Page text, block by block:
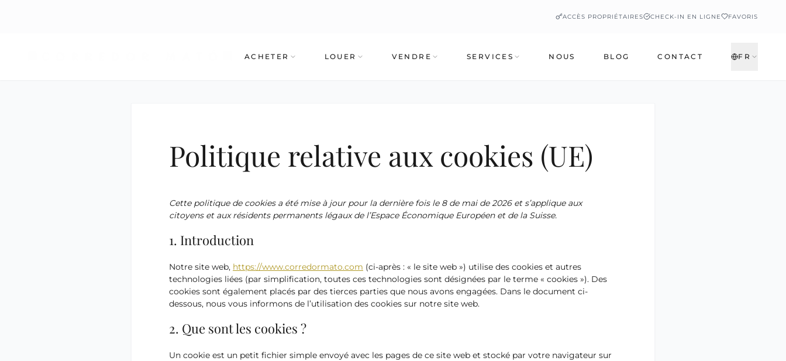
ACCÈS PROPRIÉTAIRES CHECK-IN EN LIGNE FAVORIS
ACHETER LOUER VENDRE SERVICES NOUS BLOG CONTACT FR
Politique relative aux cookies (UE)
Cette politique de cookies a été mise à jour pour la dernière fois le 8 de mai de 2026 et s’applique aux
citoyens et aux résidents permanents légaux de l’Espace Économique Européen et de la Suisse.
1. Introduction
Notre site web, https://www.corredormato.com (ci-après : « le site web ») utilise des cookies et autres
technologies liées (par simplification, toutes ces technologies sont désignées par le terme « cookies »). Des
cookies sont également placés par des tierces parties que nous avons engagées. Dans le document ci-
dessous, nous vous informons de l’utilisation des cookies sur notre site web.
2. Que sont les cookies ?
Un cookie est un petit fichier simple envoyé avec les pages de ce site web et stocké par votre navigateur sur